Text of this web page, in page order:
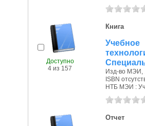
Доступно
4 из 157
Книга
Изд-во МЭИ,
ISBN
НТБ МЭИ :
Отчет